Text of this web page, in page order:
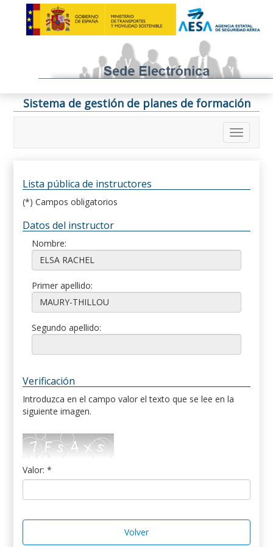
Sistema de gestión de planes de formación
Lista pública de instructores
(*) Campos obligatorios
Datos del instructor
Nombre:
Primer apellido:
Segundo apellido:
Verificación
Introduzca en el campo valor el texto que se lee en la
siguiente imagen.
Valor: *
Volver